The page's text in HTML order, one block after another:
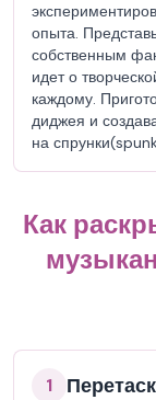
опыта.
собственным
идет о
каждому.
диджея и
на
Как
1